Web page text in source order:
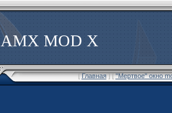
AMX MOD X
[Главная] ["Мертвое" окно